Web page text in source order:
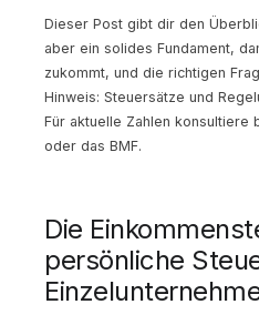
Dieser Post gibt dir den
aber ein solides Fundament,
zukommt, und die richtigen
Hinweis: Steuersätze und
Für aktuelle Zahlen konsultiere
oder das BMF.
Die
persönliche